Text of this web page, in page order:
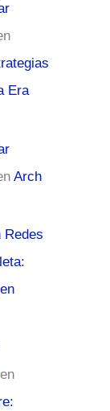
Era
Arch
Redes
en